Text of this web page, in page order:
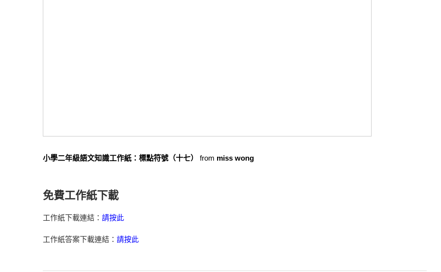
小學二年級語文知識工作紙：標點符號（十七） from miss wong
免費工作紙下載
工作紙下載連結： 請按此
工作紙答案下載連結： 請按此